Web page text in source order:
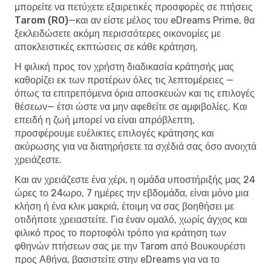
μπορείτε να πετύχετε εξαιρετικές προσφορές σε πτήσεις
Tarom (RO)—και αν είστε μέλος του eDreams Prime, θα
ξεκλειδώσετε ακόμη περισσότερες οικονομίες με
αποκλειστικές εκπτώσεις σε κάθε κράτηση.
Η φιλική προς τον χρήστη διαδικασία κράτησής μας
καθορίζει εκ των προτέρων όλες τις λεπτομέρειες —
όπως τα επιτρεπόμενα όρια αποσκευών και τις επιλογές
θέσεων— έτσι ώστε να μην αφεθείτε σε αμφιβολίες. Και
επειδή η ζωή μπορεί να είναι απρόβλεπτη,
προσφέρουμε ευέλικτες επιλογές κράτησης και
ακύρωσης για να διατηρήσετε τα σχέδιά σας όσο ανοιχτά
χρειάζεστε.
Και αν χρειάζεστε ένα χέρι, η ομάδα υποστήριξής μας 24
ώρες το 24ωρο, 7 ημέρες την εβδομάδα, είναι μόνο μια
κλήση ή ένα κλικ μακριά, έτοιμη να σας βοηθήσει με
οτιδήποτε χρειαστείτε. Για έναν ομαλό, χωρίς άγχος και
φιλικό προς το πορτοφόλι τρόπο για κράτηση των
φθηνών πτήσεων σας με την Tarom από Βουκουρέστι
προς Αθήνα, βασιστείτε στην eDreams για να το